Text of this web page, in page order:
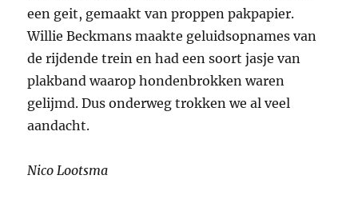
een geit, gemaakt van proppen pakpapier.
Willie Beckmans maakte geluidsopnames van
de rijdende trein en had een soort jasje van
plakband waarop hondenbrokken waren
gelijmd. Dus onderweg trokken we al veel
aandacht.
Nico Lootsma